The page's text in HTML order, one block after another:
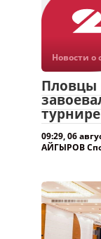
Новости о
Пловцы
09:29, 06
АЙГЫРОВ